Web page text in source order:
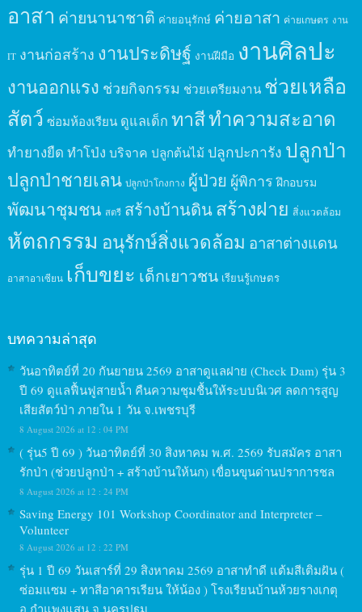
อาสา ค่ายนานาชาติ ค่ายอนุรักษ์ ค่ายอาสา ค่ายเกษตร งาน
IT งานก่อสร้าง งานประดิษฐ์ งานฝีมือ งานศิลปะ
งานออกแรง ช่วยกิจกรรม ช่วยเตรียมงาน ช่วยเหลือ
สัตว์ ซ่อมห้องเรียน ดูแลเด็ก ทาสีทำความสะอาด
ทำยางยืด ทำโป่ง บริจาค ปลูกต้นไม้ ปลูกปะการัง ปลูกป่า
ปลูกป่าชายเลน ปลูกป่าโกงกาง ผู้ป่วย ผู้พิการ ฝึกอบรม
พัฒนาชุมชน สตรี สร้างบ้านดินสร้างฝาย สิ่งแวดล้อม
หัตถกรรม อนุรักษ์สิ่งแวดล้อม อาสาต่างแดน
อาสาอาเซียน เก็บขยะ เด็กเยาวชน เรียนรู้เกษตร
บทความล่าสุด
วันอาทิตย์ที่ 20 กันยายน 2569 อาสาดูแลฝาย (Check Dam) รุ่น 3
ปี 69 ดูแลฟื้นฟูสายน้ำ คืนความชุมชื้นให้ระบบนิเวศ ลดการสูญ
เสียสัตว์ป่า ภายใน 1 วัน จ.เพชรบุรี
8 August 2026 at 12 : 04 PM
( รุ่น5 ปี 69 ) วันอาทิตย์ที่ 30 สิงหาคม พ.ศ. 2569 รับสมัคร อาสา
รักป่า (ช่วยปลูกป่า + สร้างบ้านให้นก) เขื่อนขุนด่านปราการชล
8 August 2026 at 12 : 24 PM
Saving Energy 101 Workshop Coordinator and Interpreter –
Volunteer
8 August 2026 at 12 : 22 PM
รุ่น 1 ปี 69 วันเสาร์ที่ 29 สิงหาคม 2569 อาสาทำดี แต้มสีเติมฝัน (
ซ่อมแซม + ทาสีอาคารเรียน ให้น้อง ) โรงเรียนบ้านห้วยรางเกตุ
อ.กำแพงแสน จ.นครปฐม